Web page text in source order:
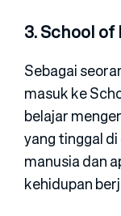
3. School
Sebagai
masuk ke
belajar
yang tinggal
manusia dan
kehidupan